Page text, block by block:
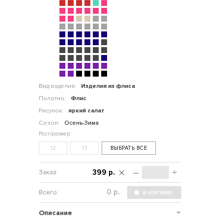
Вид изделия:
Изделия из флиса
Полотно:
Флис
Рисунок:
яркий салат
Сезон:
Осень-Зима
12 13 ВЫБРАТЬ ВСЕ
– +
399 р.
р.
Описание